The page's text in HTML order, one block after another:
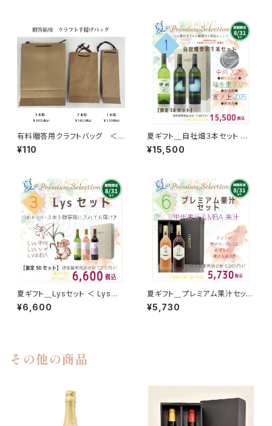
有料贈答用クラフトバッグ ＜1
本入り＿720ml用＞
¥110
夏ギフト＿自社畑３本セット ＜
中川2025 × 福生里2025 × 宮
ノ上2025 ＞
¥15,500
夏ギフト＿Lysセット ＜ Lys甲
州 × Lysロゼ × LysベーリーA
＞
¥6,600
夏ギフト＿プレミアム果汁セット
＜ 甲州果汁 × マスカット・ベー
リーＡ果汁 ＞
¥5,730
その他の商品